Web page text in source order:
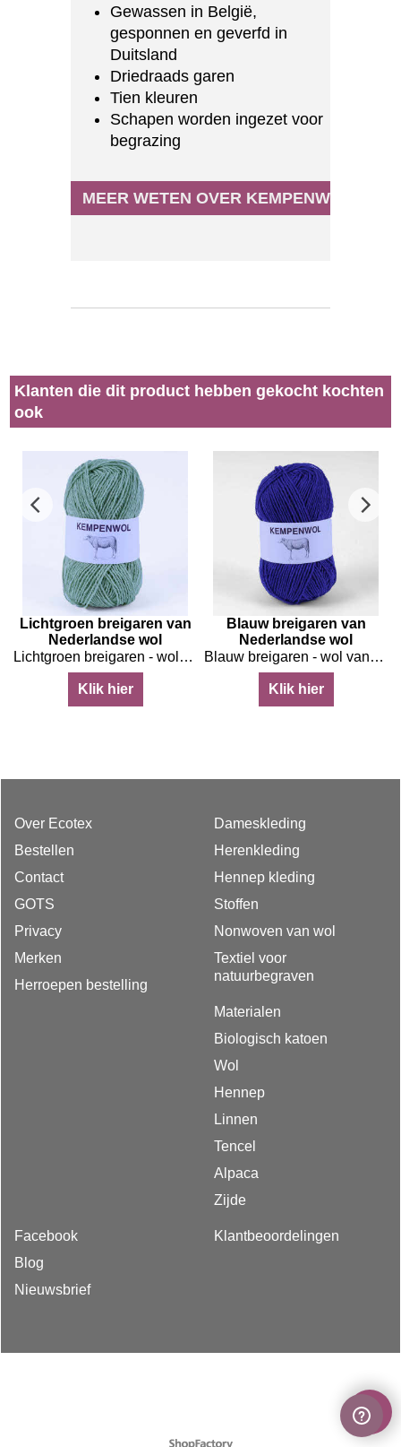
Gewassen in België,
gesponnen en geverfd in
Duitsland
Driedraads garen
Tien kleuren
Schapen worden ingezet voor
begrazing
MEER WETEN OVER KEMPENWOL
Klanten die dit product hebben gekocht kochten
ook
Lichtgroen breigaren van
Nederlandse wol
Lichtgroen breigaren - wol van het Kempische heideschaap
Klik hier
Blauw breigaren van
Nederlandse wol
Blauw breigaren - wol van het Kempische heideschaap
Klik hier
Over Ecotex
Bestellen
Contact
GOTS
Privacy
Merken
Herroepen bestelling
Dameskleding
Herenkleding
Hennep kleding
Stoffen
Nonwoven van wol
Textiel voor
natuurbegraven
Materialen
Biologisch katoen
Wol
Hennep
Linnen
Tencel
Alpaca
Zijde
Facebook
Blog
Nieuwsbrief
Klantbeoordelingen
Webwinkel gemaakt met